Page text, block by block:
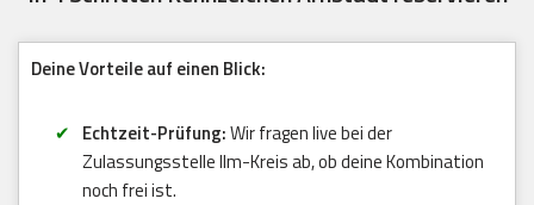
Deine Vorteile auf einen Blick:
Echtzeit-Prüfung:Wir fragen live bei der
Zulassungsstelle Ilm-Kreis ab, ob deine Kombination
noch frei ist.